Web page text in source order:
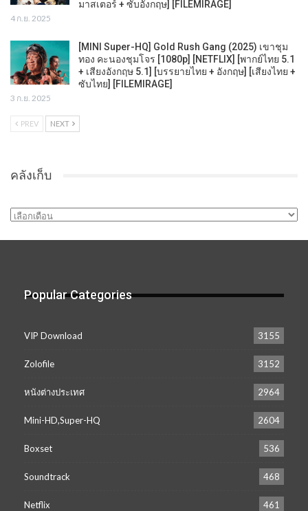
มาสเตอร์ + ซับอังกฤษ] [FILEMIRAGE]
4 ก.ย. 2025
[MINI Super-HQ] Gold Rush Gang (2025) เขาชุม
ทอง คะนองชุมโจร [1080p] [NETFLIX] [พากย์ไทย 5.1
+ เสียงอังกฤษ 5.1] [บรรยายไทย + อังกฤษ] [เสียงไทย +
ซับไทย] [FILEMIRAGE]
3 ก.ย. 2025
PREV NEXT
คลังเก็บ
คลัง
Popular Categories
VIP Download 3155
Zolofile 3152
หนังต่างประเทศ 2964
Mini-HD,Super-HQ 2604
Boxset 536
Soundtrack 468
Netflix 461